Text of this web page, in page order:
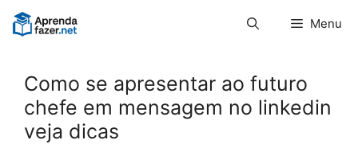
Pular
para
Menu
Como se apresentar ao futuro
chefe em mensagem no linkedin
veja dicas